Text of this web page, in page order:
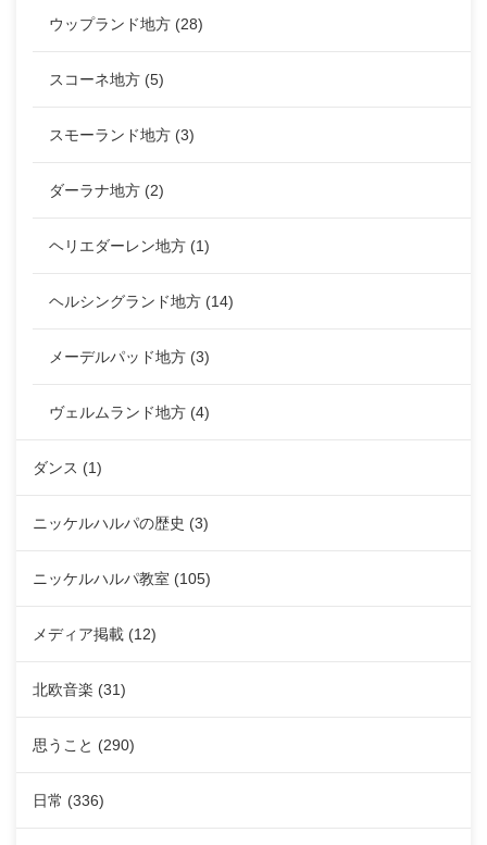
ウップランド地方 (28)
スコーネ地方 (5)
スモーランド地方 (3)
ダーラナ地方 (2)
ヘリエダーレン地方 (1)
ヘルシングランド地方 (14)
メーデルパッド地方 (3)
ヴェルムランド地方 (4)
ダンス (1)
ニッケルハルパの歴史 (3)
ニッケルハルパ教室 (105)
メディア掲載 (12)
北欧音楽 (31)
思うこと (290)
日常 (336)